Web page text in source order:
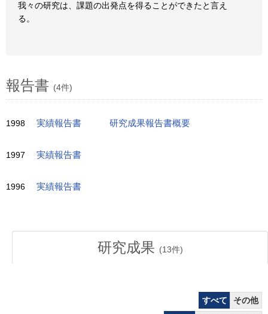
我々の研究は、課題の出発点を得ることができたと言え
る。
報告書 (4件)
1998 実績報告書 研究成果報告書概要
1997 実績報告書
1996 実績報告書
研究成果 (13件)
すべて
その他